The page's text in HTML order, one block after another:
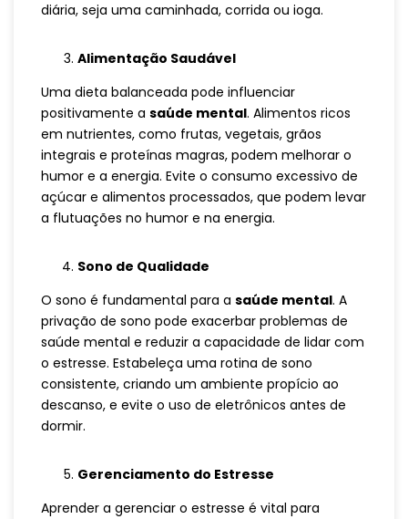
diária, seja uma caminhada, corrida ou ioga.
Alimentação Saudável
Uma dieta balanceada pode influenciar
positivamente a saúde mental. Alimentos ricos
em nutrientes, como frutas, vegetais, grãos
integrais e proteínas magras, podem melhorar o
humor e a energia. Evite o consumo excessivo de
açúcar e alimentos processados, que podem levar
a flutuações no humor e na energia.
Sono de Qualidade
O sono é fundamental para a saúde mental. A
privação de sono pode exacerbar problemas de
saúde mental e reduzir a capacidade de lidar com
o estresse. Estabeleça uma rotina de sono
consistente, criando um ambiente propício ao
descanso, e evite o uso de eletrônicos antes de
dormir.
Gerenciamento do Estresse
Aprender a gerenciar o estresse é vital para